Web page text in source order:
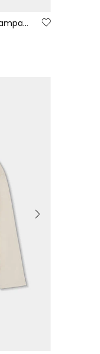
Camiseta punto niña blanca estampado flores tul